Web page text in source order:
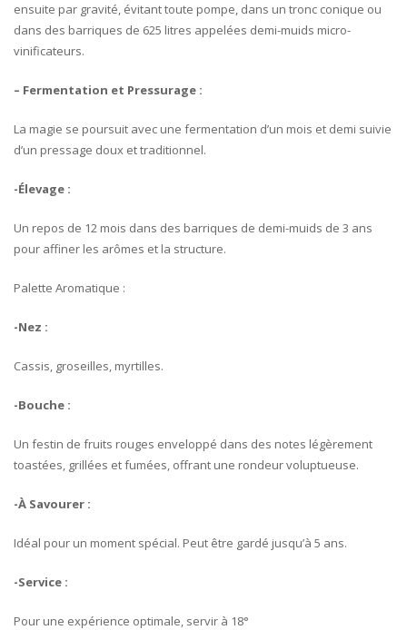
ensuite par gravité, évitant toute pompe, dans un tronc conique ou
dans des barriques de 625 litres appelées demi-muids micro-
vinificateurs.
– Fermentation et Pressurage :
La magie se poursuit avec une fermentation d’un mois et demi suivie
d’un pressage doux et traditionnel.
-Élevage :
Un repos de 12 mois dans des barriques de demi-muids de 3 ans
pour affiner les arômes et la structure.
Palette Aromatique :
-Nez :
Cassis, groseilles, myrtilles.
-Bouche :
Un festin de fruits rouges enveloppé dans des notes légèrement
toastées, grillées et fumées, offrant une rondeur voluptueuse.
-À Savourer :
Idéal pour un moment spécial. Peut être gardé jusqu’à 5 ans.
-Service :
Pour une expérience optimale, servir à 18°